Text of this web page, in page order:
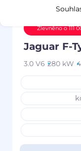
Zlevněno o 111
Jaguar F-
3.0 V6 280 kW